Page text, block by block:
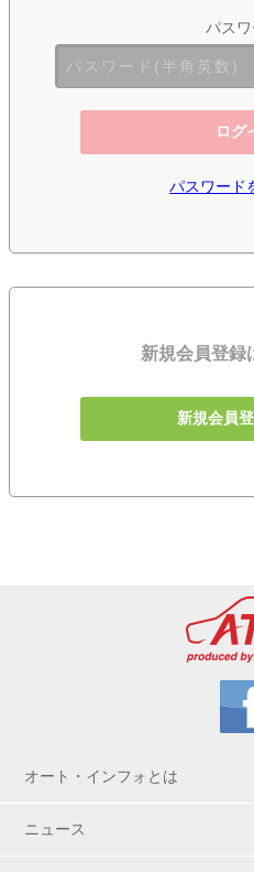
パス
ログ
パスワード
新規会員登録
新規会員
オート・インフォとは
ニュース